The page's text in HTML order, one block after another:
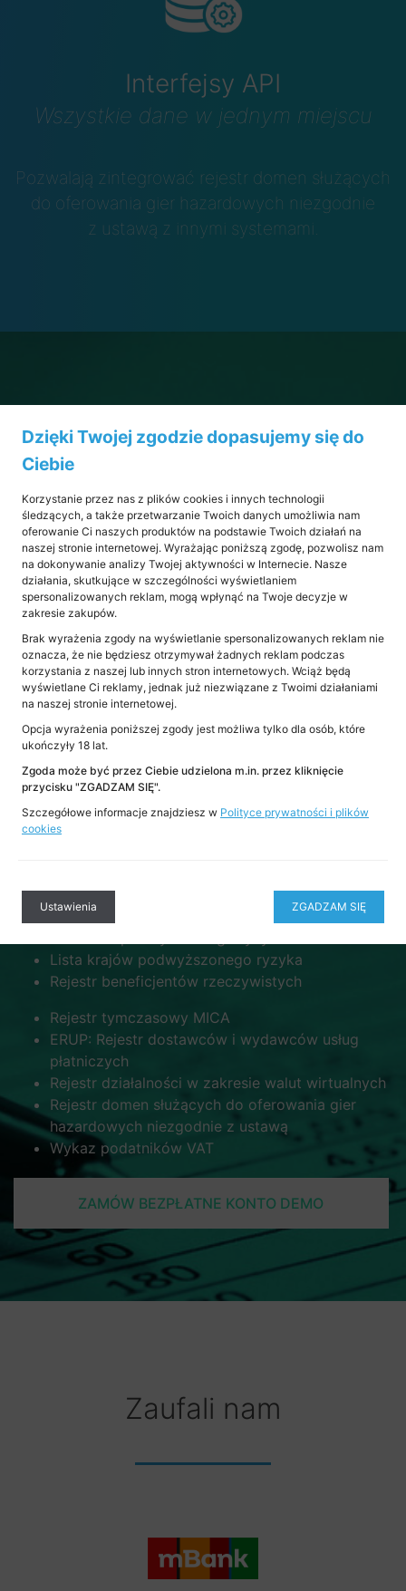
Interfejsy API
Wszystkie dane w jednym miejscu
Pozwalają zintegrować rejestr domen służących
do oferowania gier hazardowych niezgodnie
z ustawą z innymi systemami.
Kompleksowe
wyszukiwanie na
listach AML
Lista ostrzeżeń KNF
Lista ostrzeżeń EURO-BOZON
Lista krajów podwyższonego ryzyka
Rejestr beneficjentów rzeczywistych
Rejestr tymczasowy MICA
ERUP: Rejestr dostawców i wydawców usług
płatniczych
Rejestr działalności w zakresie walut wirtualnych
Rejestr domen służących do oferowania gier
hazardowych niezgodnie z ustawą
Wykaz podatników VAT
ZAMÓW BEZPŁATNE KONTO DEMO
Zaufali nam
Dzięki Twojej zgodzie dopasujemy się do
Ciebie
Korzystanie przez nas z plików cookies i innych technologii
śledzących, a także przetwarzanie Twoich danych umożliwia nam
oferowanie Ci naszych produktów na podstawie Twoich działań na
naszej stronie internetowej. Wyrażając poniższą zgodę, pozwolisz nam
na dokonywanie analizy Twojej aktywności w Internecie. Nasze
działania, skutkujące w szczególności wyświetlaniem
spersonalizowanych reklam, mogą wpłynąć na Twoje decyzje w
zakresie zakupów.
Brak wyrażenia zgody na wyświetlanie spersonalizowanych reklam nie
oznacza, że nie będziesz otrzymywał żadnych reklam podczas
korzystania z naszej lub innych stron internetowych. Wciąż będą
wyświetlane Ci reklamy, jednak już niezwiązane z Twoimi działaniami
na naszej stronie internetowej.
Opcja wyrażenia poniższej zgody jest możliwa tylko dla osób, które
ukończyły 18 lat.
Zgoda może być przez Ciebie udzielona m.in. przez kliknięcie
przycisku "ZGADZAM SIĘ".
Szczegółowe informacje znajdziesz w Polityce prywatności i plików
cookies
ZGADZAM SIĘ
Ustawienia